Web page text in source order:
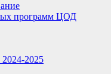
программ ЦОД
2025